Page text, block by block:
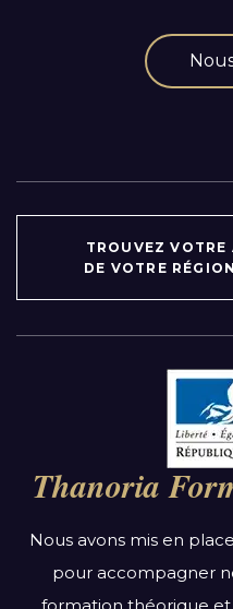
TROUVEZ VOTRE
DE VOTRE
Auvergne-Rhône-
Bourgogne-
Bretagne
Centre-Val de Loire
Grand Est
Hauts-de-France
Thanoria
Nous avons mis en
pour accompagner